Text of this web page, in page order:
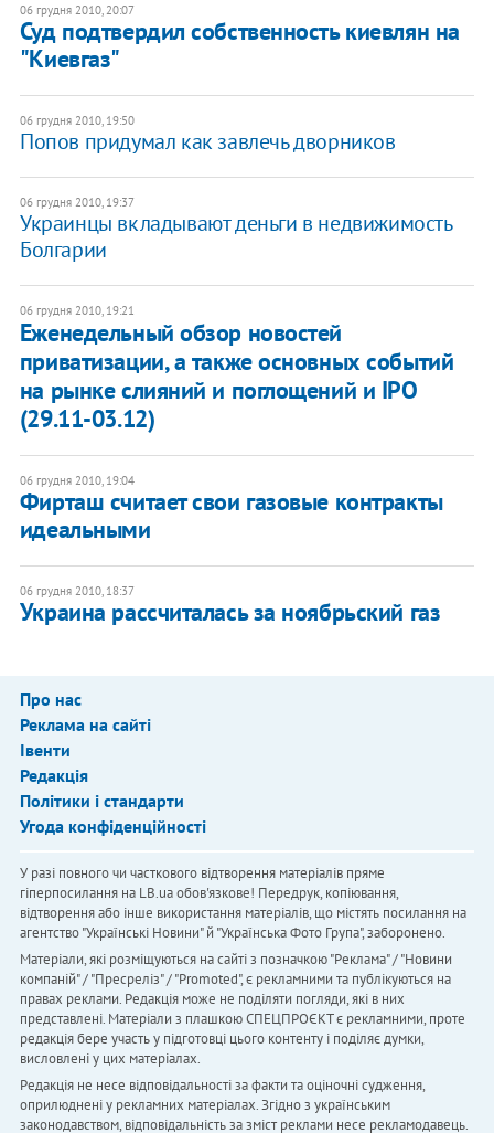
06 грудня 2010, 20:07
​Суд подтвердил собственность киевлян на
"Киевгаз"
06 грудня 2010, 19:50
​Попов придумал как завлечь дворников
06 грудня 2010, 19:37
​Украинцы вкладывают деньги в недвижимость
Болгарии
06 грудня 2010, 19:21
​Еженедельный обзор новостей
приватизации, а также основных событий
на рынке слияний и поглощений и IPO
(29.11-03.12)
06 грудня 2010, 19:04
Фирташ считает свои газовые контракты
идеальными
06 грудня 2010, 18:37
​Украина рассчиталась за ноябрьский газ
Про нас
Реклама на сайті
Івенти
Редакція
Політики і стандарти
Угода конфіденційності
У разі повного чи часткового відтворення матеріалів пряме
гіперпосилання на LB.ua обов'язкове! Передрук, копіювання,
відтворення або інше використання матеріалів, що містять посилання на
агентство "Українськi Новини" й "Українська Фото Група", заборонено.
Матеріали, які розміщуються на сайті з позначкою "Реклама" / "Новини
компаній" / "Пресреліз" / "Promoted", є рекламними та публікуються на
правах реклами. Редакція може не поділяти погляди, які в них
представлені. Матеріали з плашкою СПЕЦПРОЄКТ є рекламними, проте
редакція бере участь у підготовці цього контенту і поділяє думки,
висловлені у цих матеріалах.
Редакція не несе відповідальності за факти та оціночні судження,
оприлюднені у рекламних матеріалах. Згідно з українським
законодавством, відповідальність за зміст реклами несе рекламодавець.